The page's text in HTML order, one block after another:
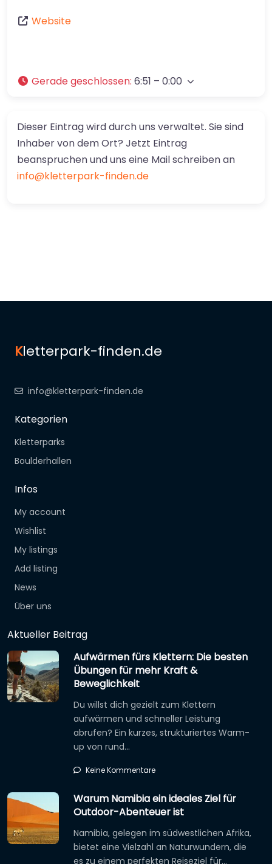
Website
Gerade geschlossen: 6:51 – 0:00
Dieser Eintrag wird durch uns verwaltet. Sie sind
Inhaber von dem Ort? Jetzt Eintrag
beanspruchen und uns eine Mail schreiben an
info@kletterpark-finden.de
Kletterpark-finden.de
info@kletterpark-finden.de
Kategorien
Kletterparks
Boulderhallen
Infos
My account
Wishlist
My listings
Add listing
News
Über uns
Aktueller Beitrag
Aufwärmen fürs Klettern: Die besten
Übungen für mehr Kraft &
Beweglichkeit
Du willst dich gezielt zum Klettern
aufwärmen und schneller Leistung
abrufen? Ein kurzes, strukturiertes Warm-
up von rund…
Keine Kommentare
Warum Namibia ein ideales Ziel für
Outdoor-Abenteuer ist
Namibia, gelegen im südwestlichen Afrika,
bietet eine Vielzahl an Naturwundern, die
es zu einem perfekten Reiseziel für…